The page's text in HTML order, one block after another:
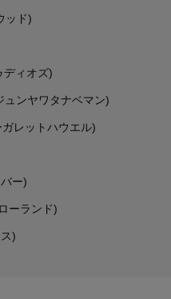
ッド)
ディオズ)
ュンヤワタナベマン)
ガレットハウエル)
ー)
ーランド)
)